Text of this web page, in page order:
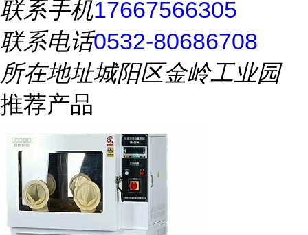
联系手机17667566305
联系电话0532-80686708
所在地址城阳区金岭工业园
推荐产品